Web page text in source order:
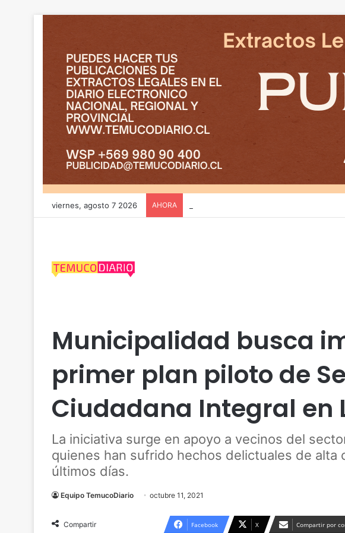
viernes, agosto 7 2026 AHORA
Municipalidad busca
primer plan piloto de
Ciudadana Integral en
La iniciativa surge en apoyo a vecinos del
quienes han sufrido hechos delictuales de alta
últimos días.
Equipo TemucoDiario octubre 11, 2021
Compartir Facebook X Compartir por